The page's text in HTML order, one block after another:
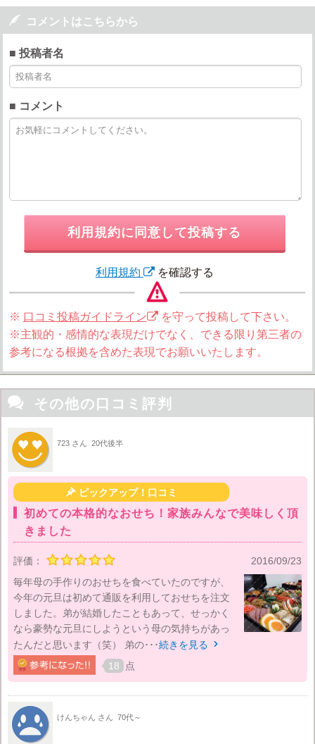
 コメントはこちらから
■ 投稿者名
■ コメント
利用規約に同意して投稿する
利用規約 を確認する
※ 口コミ投稿ガイドライン
を守って投稿して下さい。
※主観的・感情的な表現だけでなく、できる限り第三者の
参考になる根拠を含めた表現でお願いいたします。
 その他の口コミ評判
723 さん 20代後半
ピックアップ！口コミ
初めての本格的なおせち！家族みんなで美味しく頂
きました
評価：
2016/09/23
毎年母の手作りのおせちを食べていたのですが、
今年の元旦は初めて通販を利用しておせちを注文
しました。弟が結婚したこともあって、せっかく
なら豪勢な元旦にしようという母の気持ちがあっ
たんだと思います（笑） 弟の･･･続きを見る 
18 点
けんちゃん さん 70代～